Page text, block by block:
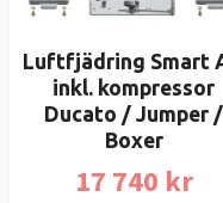
Luftfjädring Smart
inkl. kompressor
Ducato / Jumper /
Boxer
17 740 kr